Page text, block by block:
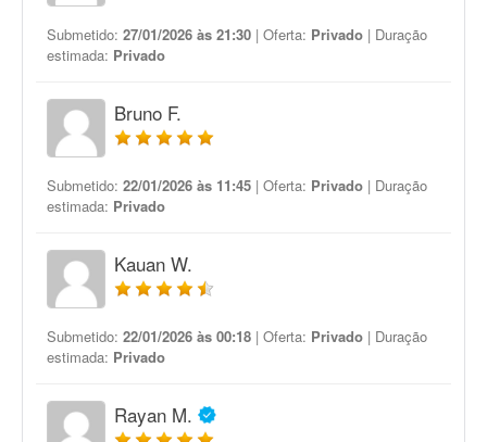
Submetido: 27/01/2026 às 21:30 | Oferta: Privado | Duração
estimada: Privado
Bruno F.
Submetido: 22/01/2026 às 11:45 | Oferta: Privado | Duração
estimada: Privado
Kauan W.
Submetido: 22/01/2026 às 00:18 | Oferta: Privado | Duração
estimada: Privado
Rayan M.